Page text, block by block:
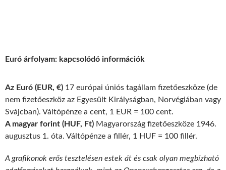
Euró árfolyam: kapcsolódó információk
Az Euró (EUR, €) 17 európai úniós tagállam fizetőeszköze (de
nem fizetőeszköz az Egyesült Királyságban, Norvégiában vagy
Svájcban). Váltópénze a cent, 1 EUR = 100 cent.
A magyar forint (HUF, Ft) Magyarország fizetőeszköze 1946.
augusztus 1. óta. Váltópénze a fillér, 1 HUF = 100 fillér.
A grafikonok erős tesztelésen estek át és csak olyan megbízható